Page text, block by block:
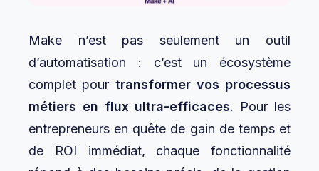
Make n’est pas seulement un outil
d’automatisation : c’est un écosystème
complet pour transformer vos processus
métiers en flux ultra-efficaces. Pour les
entrepreneurs en quête de gain de temps et
de ROI immédiat, chaque fonctionnalité